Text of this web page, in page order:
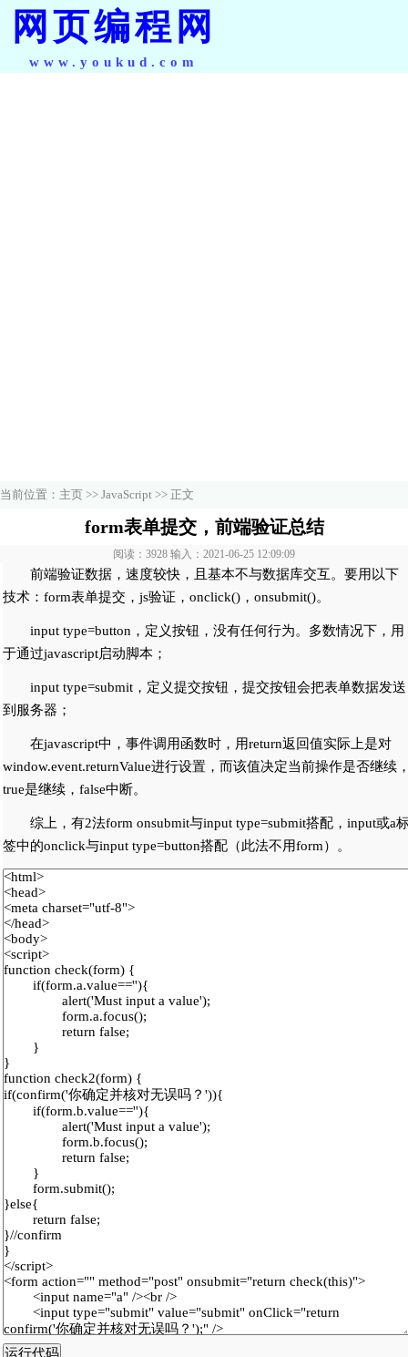
网页编程网
www.youkud.com
当前位置： 主页 >> JavaScript >> 正文
form表单提交，前端验证总结
阅读：3928 输入：2021-06-25 12:09:09
前端验证数据，速度较快，且基本不与数据库交互。要用以下
技术：form表单提交，js验证，onclick()，onsubmit()。
input type=button，定义按钮，没有任何行为。多数情况下，用
于通过javascript启动脚本；
input type=submit，定义提交按钮，提交按钮会把表单数据发送
到服务器；
在javascript中，事件调用函数时，用return返回值实际上是对
window.event.returnValue进行设置，而该值决定当前操作是否继续
true是继续，false中断。
综上，有2法form onsubmit与input type=submit搭配，input或a
签中的onclick与input type=button搭配（此法不用form）。